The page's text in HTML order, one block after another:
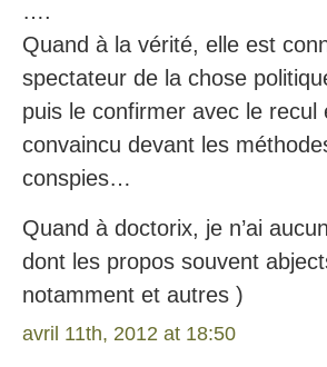
….
Quand à la vérité, elle est
spectateur de la chose
puis le confirmer avec le
convaincu devant les
conspies…
Quand à doctorix, je n’ai
dont les propos souvent
notamment et autres )
avril 11th, 2012 at 18:50